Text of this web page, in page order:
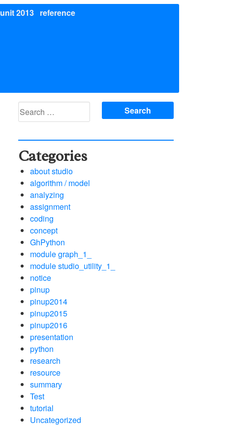
unit 2013 reference
Search
for:
Categories
about studio
algorithm / model
analyzing
assignment
coding
concept
GhPython
module graph_1_
module studio_utility_1_
notice
pinup
pinup2014
pinup2015
pinup2016
presentation
python
research
resource
summary
Test
tutorial
Uncategorized